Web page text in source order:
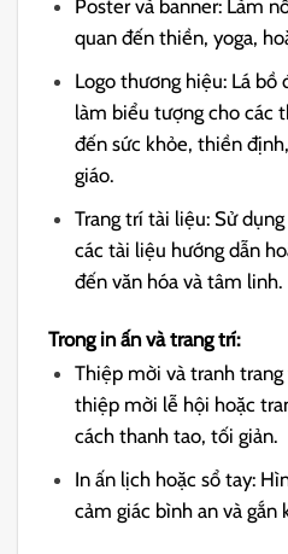
Poster và banner: Làm
quan đến thiền, yoga,
Logo thương hiệu: Lá
làm biểu tượng cho các
đến sức khỏe, thiền
giáo.
Trang trí tài liệu: Sử
các tài liệu hướng dẫn
đến văn hóa và tâm linh.
Trong in ấn và trang trí:
Thiệp mời và tranh
thiệp mời lễ hội hoặc
cách thanh tao, tối giản.
In ấn lịch hoặc sổ tay:
cảm giác bình an và